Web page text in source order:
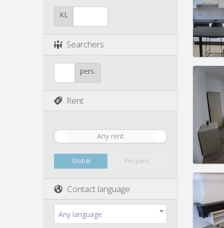
KL
Searchers
pers.
Rent
Any rent
Global Per pers.
Contact language
Any language
Rent:
Charges:
Rent: